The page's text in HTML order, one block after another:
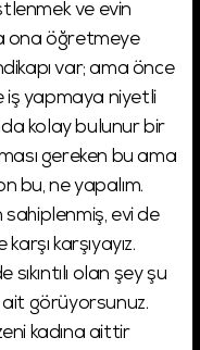
ve evin
ona öğretmeye
var; ama önce
iş yapmaya niyetli
kolay bulunur bir
gereken bu ama
bu, ne yapalım.
sahiplenmiş, evi de
karşıyayız.
olan şey şu
ait görüyorsunuz.
kadına aittir